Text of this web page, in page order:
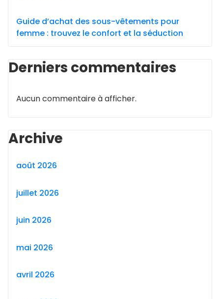
Guide d’achat des sous-vêtements pour
femme : trouvez le confort et la séduction
Derniers commentaires
Aucun commentaire à afficher.
Archive
août 2026
juillet 2026
juin 2026
mai 2026
avril 2026